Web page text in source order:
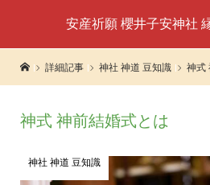
安産祈願 櫻井子安神社
詳細記事 神社 神道 豆知識 神式
神式 神前結婚式とは
神社 神道 豆知識